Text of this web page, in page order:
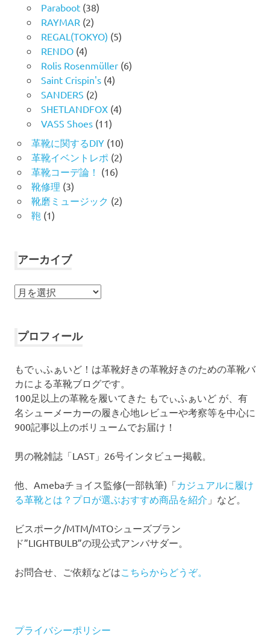
Paraboot(38)
RAYMAR (2)
REGAL(TOKYO) (5)
RENDO(4)
Rolis Rosenmüller(6)
Saint Crispin's(4)
SANDERS (2)
SHETLANDFOX(4)
VASS Shoes(11)
革靴に関するDIY(10)
革靴イベントレポ (2)
革靴コーデ論！ (16)
靴修理 (3)
靴磨ミュージック (2)
鞄 (1)
アーカイブ
ア
イ
プロフィール
もでぃふぁいど！は革靴好きの革靴好きのための革靴バ
カによる革靴ブログです。
100足以上の革靴を履いてきた もでぃふぁいど が、有
名シューメーカーの履き心地レビューや考察等を中心に
900記事以上のボリュームでお届け！
男の靴雑誌「LAST」26号インタビュー掲載。
他、Amebaチョイス監修(一部執筆)「カジュアルに履け
る革靴とは？プロが選ぶおすすめ商品を紹介 」など。
ビスポーク/MTM/MTOシューズブラン
ド”LIGHTBULB”の現公式アンバサダー。
お問合せ、ご依頼などは こちらからどうぞ。
プライバシーポリシー